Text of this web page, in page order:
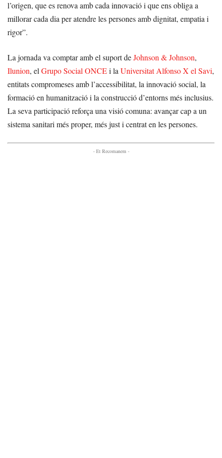
l’origen, que es renova amb cada innovació i que ens obliga a
millorar cada dia per atendre les persones amb dignitat, empatia i
rigor”.
La jornada va comptar amb el suport deJohnson & Johnson,
Ilunion, el Grupo Social ONCEi la Universitat Alfonso X el Savi,
entitats compromeses amb l’accessibilitat, la innovació social, la
formació en humanització i la construcció d’entorns més inclusius.
La seva participació reforça una visió comuna: avançar cap a un
sistema sanitari més proper, més just i centrat en les persones.
- Et Recomanem -